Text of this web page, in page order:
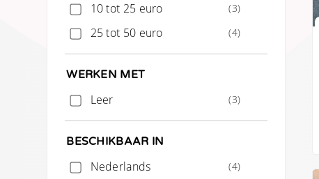
10 tot 25 euro (3)
25 tot 50 euro (4)
WERKEN MET
Leer (3)
BESCHIKBAAR IN
Nederlands (4)